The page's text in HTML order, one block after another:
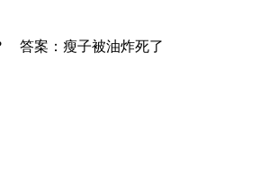
答案：瘦子被油炸死了